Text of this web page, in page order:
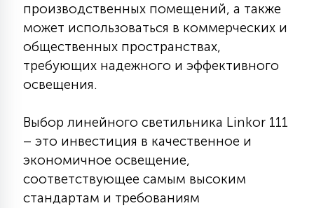
производственных помещений, а также
может использоваться в коммерческих и
общественных пространствах,
требующих надежного и эффективного
освещения.
Выбор линейного светильника Linkor 111
– это инвестиция в качественное и
экономичное освещение,
соответствующее самым высоким
стандартам и требованиям